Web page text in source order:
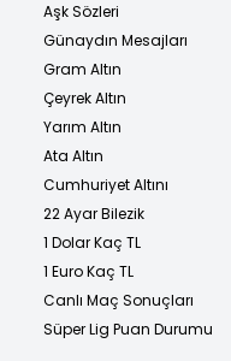
Aşk Sözleri
Günaydın Mesajları
Gram Altın
Çeyrek Altın
Yarım Altın
Ata Altın
Cumhuriyet Altını
22 Ayar Bilezik
1 Dolar Kaç TL
1 Euro Kaç TL
Canlı Maç Sonuçları
Süper Lig Puan Durumu